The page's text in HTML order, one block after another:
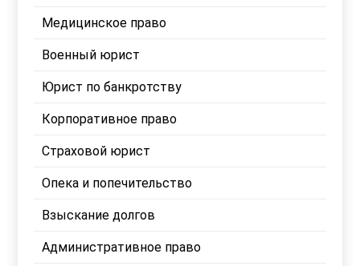
Медицинское право
Военный юрист
Юрист по банкротству
Корпоративное право
Страховой юрист
Опека и попечительство
Взыскание долгов
Административное право